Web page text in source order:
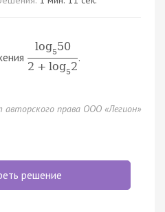
log550
2 + log52
.
авторского права ООО «Легион»
решение